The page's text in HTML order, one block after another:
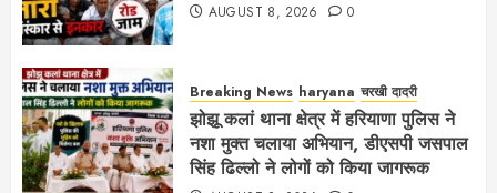
AUGUST 8, 2026 0
Breaking News haryana चरखी दादरी
झोझू कलां थाना क्षेत्र में हरियाणा पुलिस ने
नशा मुक्त चलाया अभियान, डीएसपी जसपाल
सिंह ढिल्लो ने लोगों को किया जागरूक